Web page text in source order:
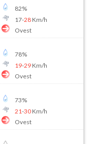
82%
17-28Km/h
Ovest
78%
19-29Km/h
Ovest
73%
21-30Km/h
Ovest